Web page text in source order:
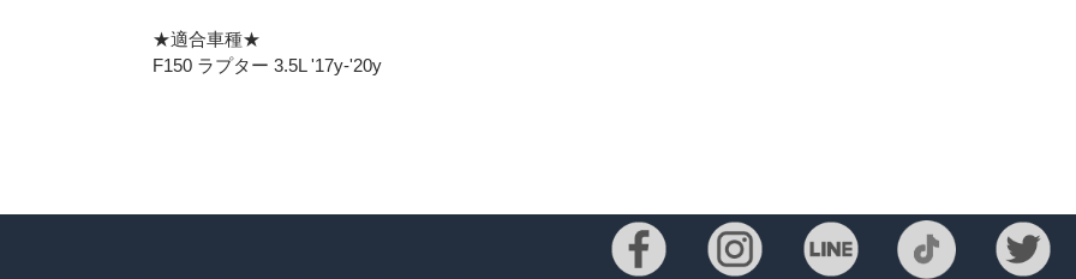
★適合車種★
F150 ラプター 3.5L '17y-'20y